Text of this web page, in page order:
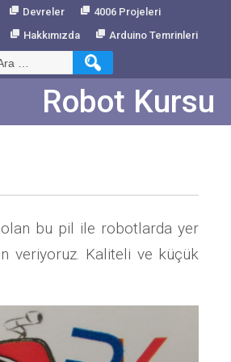
Devreler
4006 Projeleri
Hakkımızda Arduino Temrinleri
Robot Kursu
bu pil ile robotlarda yer
veriyoruz. Kaliteli ve küçük